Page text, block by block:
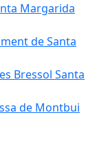
Margarida
de Santa
Bressol Santa
de Montbui